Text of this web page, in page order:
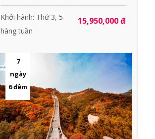
Khởi hành: Thứ 3, 5
hàng tuần
15,950,000 đ
7
ngày
6 đêm